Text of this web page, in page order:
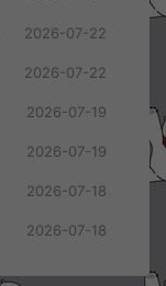
2026-07-22
2026-07-22
2026-07-19
2026-07-19
2026-07-18
2026-07-18